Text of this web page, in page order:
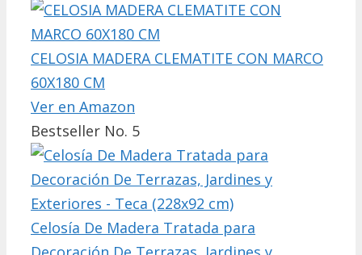
CELOSIA MADERA CLEMATITE CON MARCO
60X180 CM
Ver en Amazon
Bestseller No. 5
Celosía De Madera Tratada para